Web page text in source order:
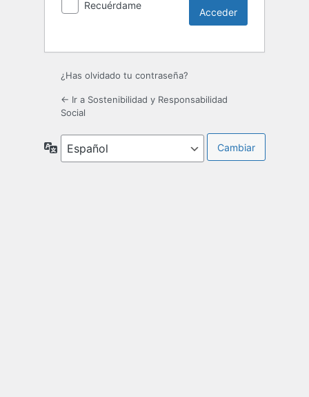
Recuérdame
¿Has olvidado tu contraseña?
← Ir a Sostenibilidad y Responsabilidad
Social
Idioma